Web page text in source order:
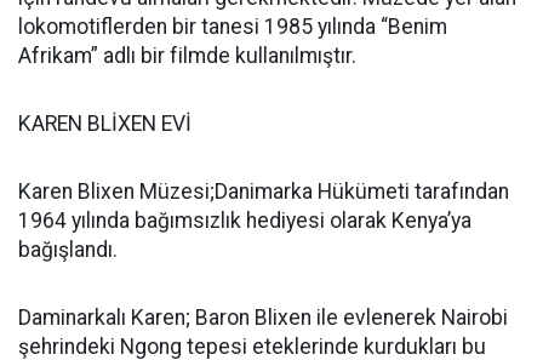
lokomotiflerden bir tanesi 1985 yılında “Benim
Afrikam” adlı bir filmde kullanılmıştır.
KAREN BLİXEN EVİ
Karen Blixen Müzesi;Danimarka Hükümeti tarafından
1964 yılında bağımsızlık hediyesi olarak Kenya’ya
bağışlandı.
Daminarkalı Karen; Baron Blixen ile evlenerek Nairobi
şehrindeki Ngong tepesi eteklerinde kurdukları bu